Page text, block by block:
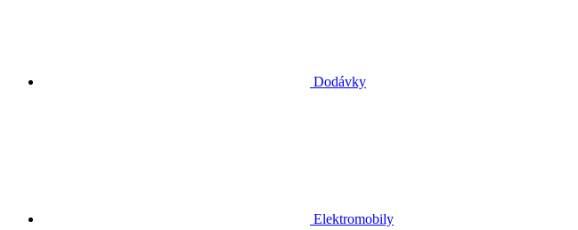
Dodávky
Elektromobily